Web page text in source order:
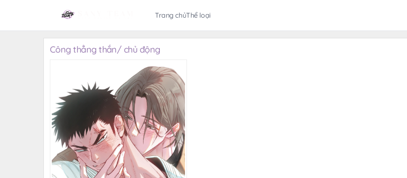
Trang chủThể loại
Công thẳng thắn/ chủ động